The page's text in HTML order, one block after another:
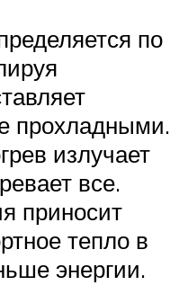
по
прохладными.
излучает
все.
приносит
тепло в
энергии.